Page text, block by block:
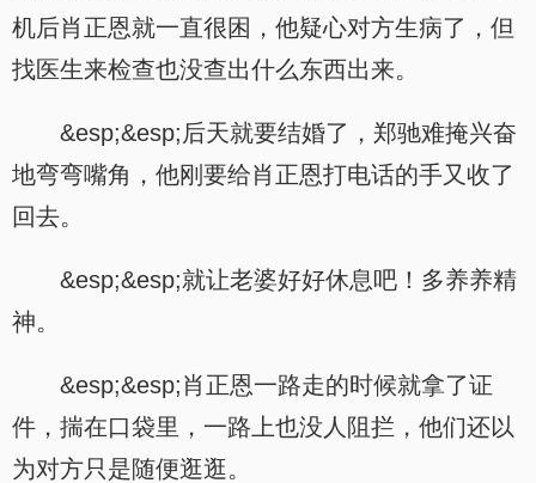
机后肖正恩就一直很困，他疑心对方生病了，但
找医生来检查也没查出什么东西出来。
&esp;&esp;后天就要结婚了，郑驰难掩兴奋
地弯弯嘴角，他刚要给肖正恩打电话的手又收了
回去。
&esp;&esp;就让老婆好好休息吧！多养养精
神。
&esp;&esp;肖正恩一路走的时候就拿了证
件，揣在口袋里，一路上也没人阻拦，他们还以
为对方只是随便逛逛。